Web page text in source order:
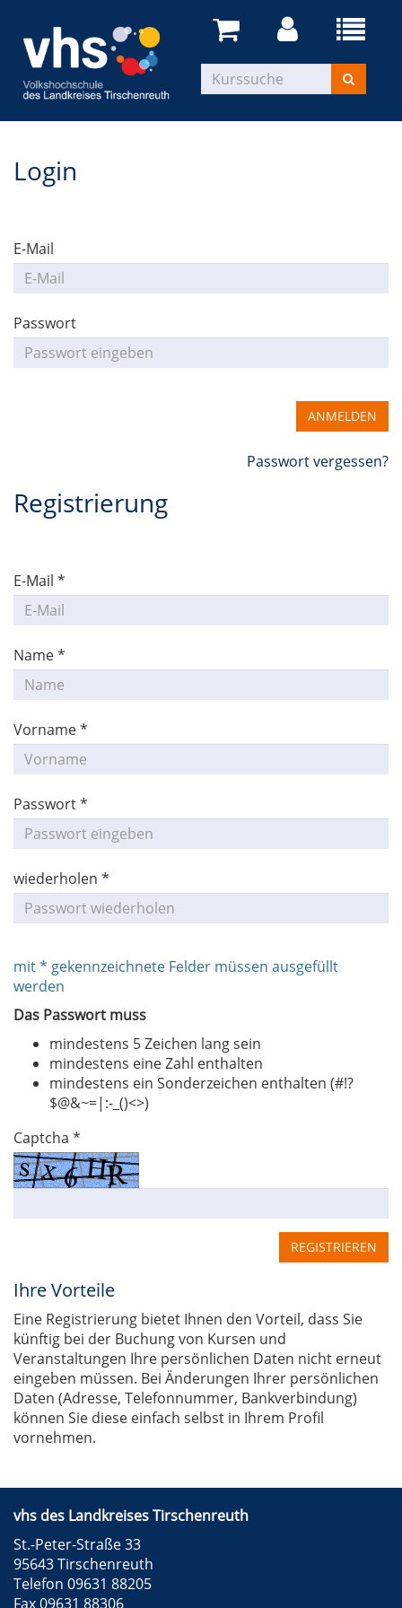
Login
E-Mail
Passwort
ANMELDEN
Passwort vergessen?
Registrierung
E-Mail *
Name *
Vorname *
Passwort *
wiederholen *
mit * gekennzeichnete Felder müssen ausgefüllt
werden
Das Passwort muss
mindestens 5 Zeichen lang sein
mindestens eine Zahl enthalten
mindestens ein Sonderzeichen enthalten (#!?
$@&~=|:-_()<>)
Captcha *
REGISTRIEREN
Ihre Vorteile
Eine Registrierung bietet Ihnen den Vorteil, dass Sie
künftig bei der Buchung von Kursen und
Veranstaltungen Ihre persönlichen Daten nicht erneut
eingeben müssen. Bei Änderungen Ihrer persönlichen
Daten (Adresse, Telefonnummer, Bankverbindung)
können Sie diese einfach selbst in Ihrem Profil
vornehmen.
vhs des Landkreises Tirschenreuth
St.-Peter-Straße 33
95643 Tirschenreuth
Telefon 09631 88205
Fax 09631 88306